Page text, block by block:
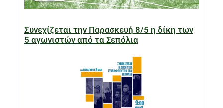
Συνεχίζεται την Παρασκευή 8/5 η δίκη των
5 αγωνιστών από τα Σεπόλια